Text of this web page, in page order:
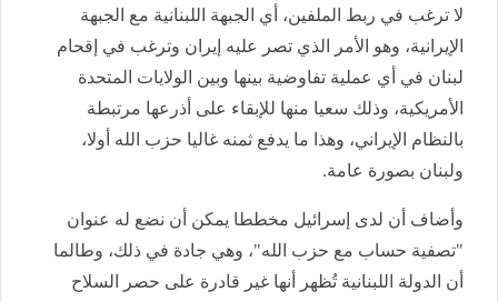
لا ترغب في ربط الملفين، أي الجبهة اللبنانية مع الجبهة
الإيرانية، وهو الأمر الذي تصر عليه إيران وترغب في إقحام
لبنان في أي عملية تفاوضية بينها وبين الولايات المتحدة
الأمريكية، وذلك سعيا منها للإبقاء على أذرعها مرتبطة
بالنظام الإيراني، وهذا ما يدفع ثمنه غاليا حزب الله أولا،
ولبنان بصورة عامة.
وأضاف أن لدى إسرائيل مخططا يمكن أن نضع له عنوان
"تصفية حساب مع حزب الله"، وهي جادة في ذلك، وطالما
أن الدولة اللبنانية تُظهر أنها غير قادرة على حصر السلاح